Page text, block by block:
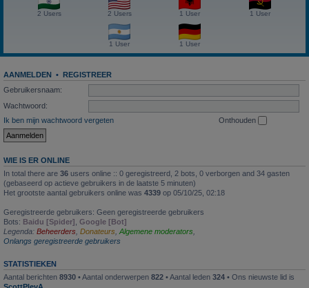
2 Users 2 Users 1 User 1 User
1 User 1 User
AANMELDEN • REGISTREER
Gebruikersnaam:
Wachtwoord:
Ik ben mijn wachtwoord vergeten
Onthouden
WIE IS ER ONLINE
In total there are 36 users online :: 0 geregistreerd, 2 bots, 0 verborgen and 34 gasten
(gebaseerd op actieve gebruikers in de laatste 5 minuten)
Het grootste aantal gebruikers online was 4339 op 05/10/25, 02:18
Geregistreerde gebruikers: Geen geregistreerde gebruikers
Bots: Baidu [Spider] , Google [Bot]
Legenda: Beheerders, Donateurs,Algemene moderators,
Onlangs geregistreerde gebruikers
STATISTIEKEN
Aantal berichten 8930 • Aantal onderwerpen 822 • Aantal leden 324 • Ons nieuwste lid is